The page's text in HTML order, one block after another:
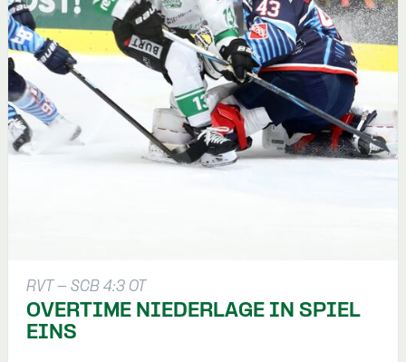
RVT - SCB 4:3 OT
OVERTIME NIEDERLAGE IN SPIEL
EINS